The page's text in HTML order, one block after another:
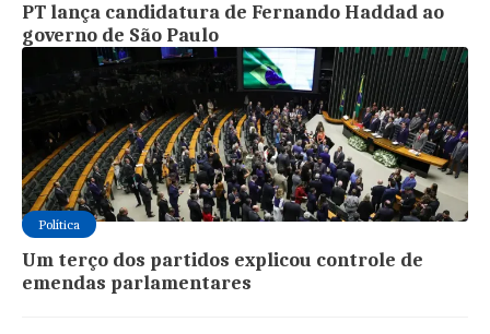
PT lança candidatura de Fernando Haddad ao
governo de São Paulo
Política
Um terço dos partidos explicou controle de
emendas parlamentares